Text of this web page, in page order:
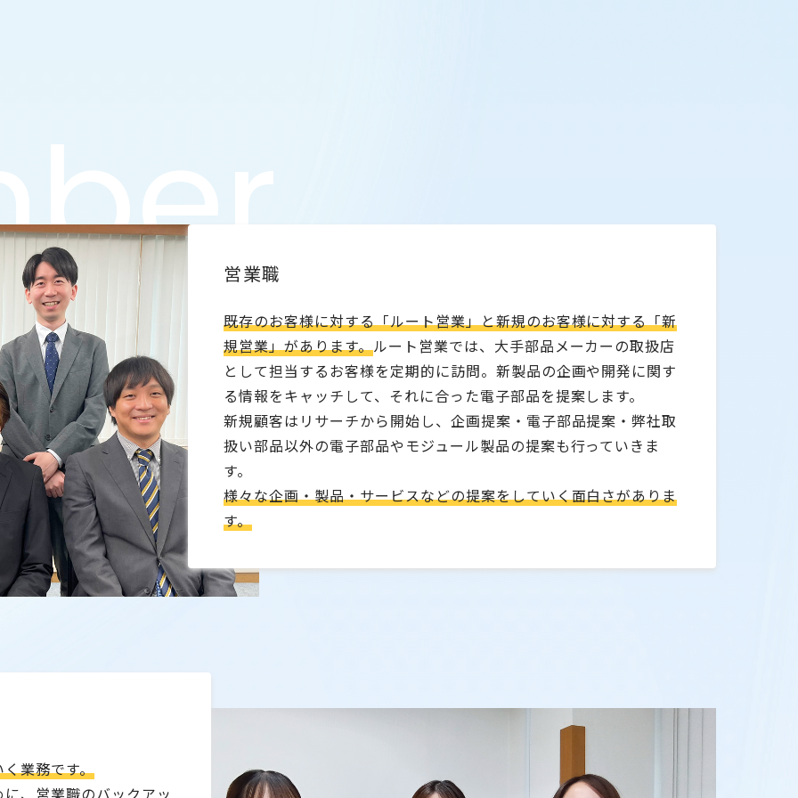
営業職
既存のお客様に対する「ルート営業」と新規のお客様に対する「新
規営業」があります。ルート営業では、大手部品メーカーの取扱店
として担当するお客様を定期的に訪問。新製品の企画や開発に関す
る情報をキャッチして、それに合った電子部品を提案します。
新規顧客はリサーチから開始し、企画提案・電子部品提案・弊社取
扱い部品以外の電子部品やモジュール製品の提案も行っていきま
す。
様々な企画・製品・サービスなどの提案をしていく面白さがありま
す。
業務です。